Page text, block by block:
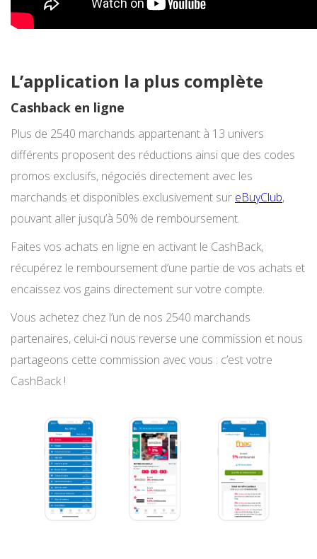
L’application la plus complète
Cashback en ligne
Plus de 2540 marchands appartenant à 13 univers
différents proposent des réductions ainsi que des codes
promos exclusifs, négociés directement avec les
marchands et disponibles exclusivement sur eBuyClub,
pouvant aller jusqu’à 50% de remboursement.
Faites vos achats en ligne en activant le CashBack,
récupérez le remboursement d’une partie de vos achats et
encaissez vos gains directement sur votre compte.
Vous achetez chez l’un de nos 2540 marchands
partenaires, celui-ci nous reverse une commission et nous
partageons cette commission avec vous : c’est votre
CashBack !